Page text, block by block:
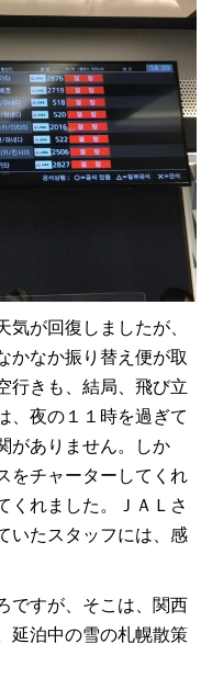
気が回復しましたが、
かなか振り替え便が取
行きも、結局、飛び立
、夜の１１時を過ぎて
がありません。しか
をチャーターしてくれ
くれました。ＪＡＬさ
いたスタッフには、感
ですが、そこは、関西
延泊中の雪の札幌散策